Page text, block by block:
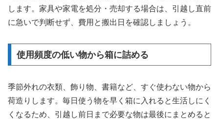
します。家具や家電を処分・売却する場合は、引越し直前
に急いで判断せず、費用と搬出日を確認しましょう。
使用頻度の低い物から箱に詰める
季節外れの衣類、飾り物、書籍など、すぐ使わない物から
荷造りします。毎日使う物を早く箱に入れると生活しにく
くなるため、引越し前日まで必要な物は最後にまとめると